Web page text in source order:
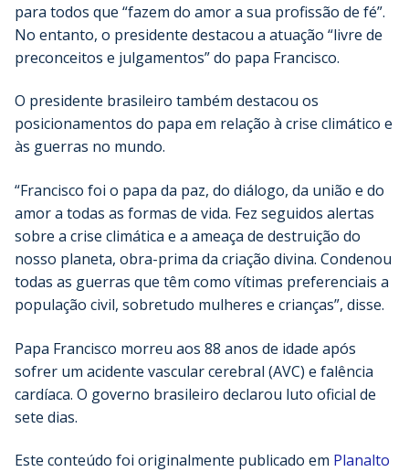
para todos que “fazem do amor a sua profissão de fé”.
No entanto, o presidente destacou a atuação “livre de
preconceitos e julgamentos” do papa Francisco.
O presidente brasileiro também destacou os
posicionamentos do papa em relação à crise climático e
às guerras no mundo.
“Francisco foi o papa da paz, do diálogo, da união e do
amor a todas as formas de vida. Fez seguidos alertas
sobre a crise climática e a ameaça de destruição do
nosso planeta, obra-prima da criação divina. Condenou
todas as guerras que têm como vítimas preferenciais a
população civil, sobretudo mulheres e crianças”, disse.
Papa Francisco morreu aos 88 anos de idade após
sofrer um acidente vascular cerebral (AVC) e falência
cardíaca. O governo brasileiro declarou luto oficial de
sete dias.
Este conteúdo foi originalmente publicado em Planalto